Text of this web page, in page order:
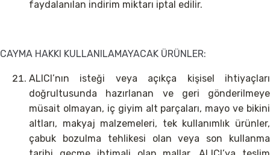
faydalanılan indirim miktarı iptal edilir.
CAYMA HAKKI KULLANILAMAYACAK ÜRÜNLER:
ALICI’nın isteği veya açıkça kişisel ihtiyaçları
doğrultusunda hazırlanan ve geri gönderilmeye
müsait olmayan, iç giyim alt parçaları, mayo ve bikini
altları, makyaj malzemeleri, tek kullanımlık ürünler,
çabuk bozulma tehlikesi olan veya son kullanma